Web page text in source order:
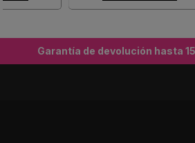
Garantía de devolución hasta